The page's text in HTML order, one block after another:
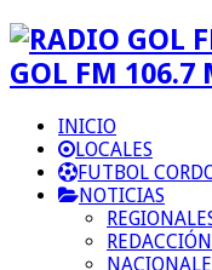
GOL FM 106.7
INICIO
LOCALES
FUTBOL
NOTICIAS
REDACCIÓN